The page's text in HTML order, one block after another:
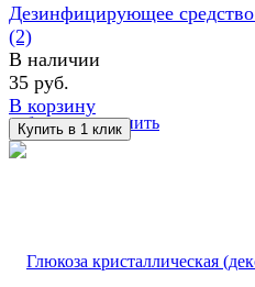
избранное сравнить
Дезинфицирующее
(2)
В наличии
35 руб.
В корзину